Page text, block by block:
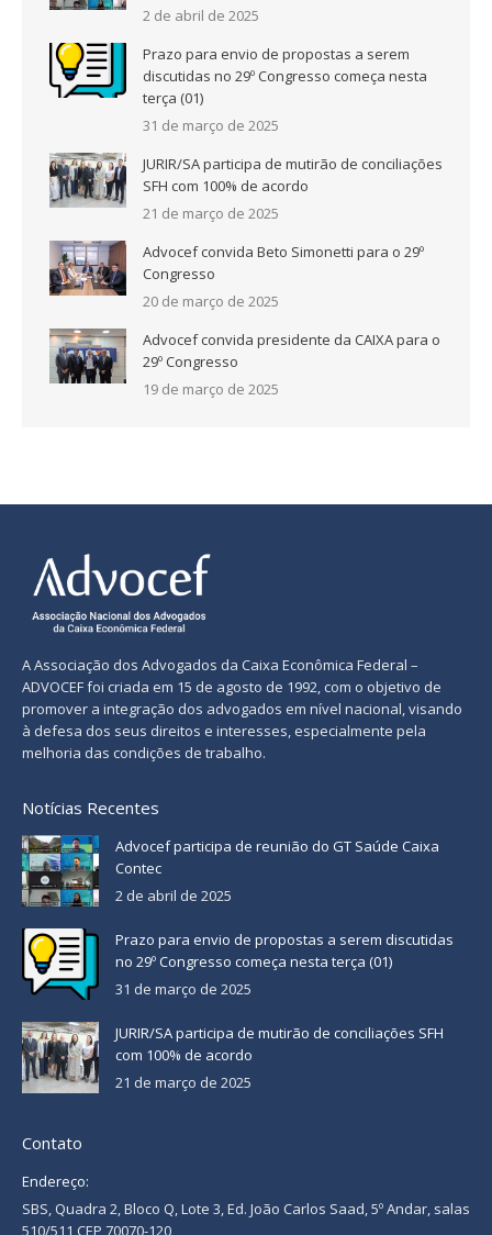
2 de abril de 2025
Prazo para envio de propostas a serem
discutidas no 29º Congresso começa nesta
terça (01)
31 de março de 2025
JURIR/SA participa de mutirão de conciliações
SFH com 100% de acordo
21 de março de 2025
Advocef convida Beto Simonetti para o 29º
Congresso
20 de março de 2025
Advocef convida presidente da CAIXA para o
29º Congresso
19 de março de 2025
A Associação dos Advogados da Caixa Econômica Federal –
ADVOCEF foi criada em 15 de agosto de 1992, com o objetivo de
promover a integração dos advogados em nível nacional, visando
à defesa dos seus direitos e interesses, especialmente pela
melhoria das condições de trabalho.
Notícias Recentes
Advocef participa de reunião do GT Saúde Caixa
Contec
2 de abril de 2025
Prazo para envio de propostas a serem discutidas
no 29º Congresso começa nesta terça (01)
31 de março de 2025
JURIR/SA participa de mutirão de conciliações SFH
com 100% de acordo
21 de março de 2025
Contato
Endereço:
SBS, Quadra 2, Bloco Q, Lote 3, Ed. João Carlos Saad, 5º Andar, salas
510/511 CEP 70070-120